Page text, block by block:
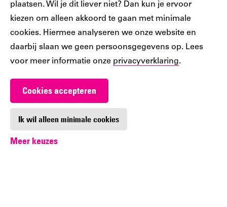
plaatsen. Wil je dit liever niet? Dan kun je ervoor
kiezen om alleen akkoord te gaan met minimale
cookies. Hiermee analyseren we onze website en
daarbij slaan we geen persoonsgegevens op. Lees
voor meer informatie onze privacyverklaring.
Cookies accepteren
Ik wil alleen minimale cookies
Meer keuzes
Ons
account
Ons
account
Ons
Instagram
account
Ons
account
Ons
account
Werken bij De Nieuwe Bibliotheek
Digitoegankelijkheid